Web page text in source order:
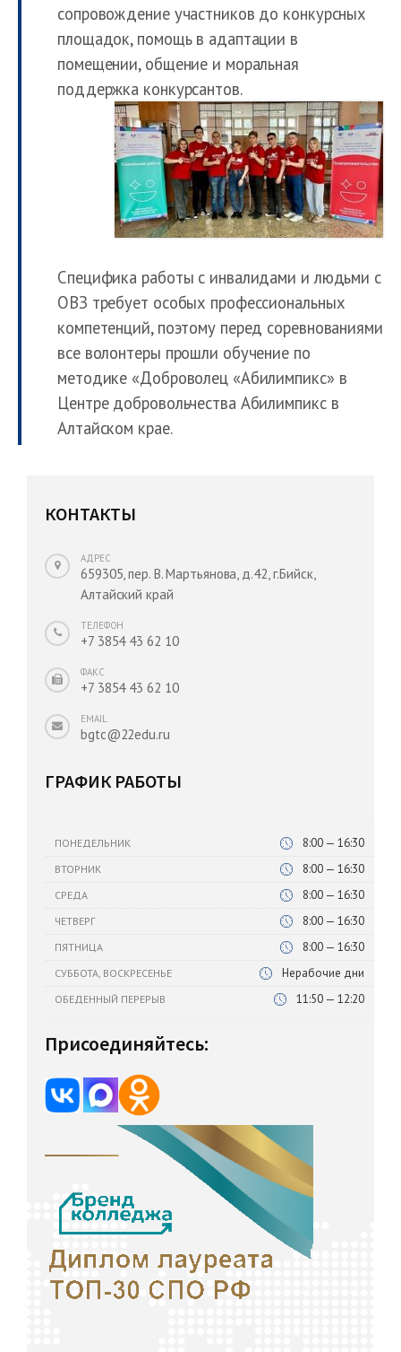
сопровождение участников до конкурсных
площадок, помощь в адаптации в
помещении, общение и моральная
поддержка конкурсантов.
Специфика работы с инвалидами и людьми с
ОВЗ требует особых профессиональных
компетенций, поэтому перед соревнованиями
все волонтеры прошли обучение по
методике «Доброволец «Абилимпикс» в
Центре добровольчества Абилимпикс в
Алтайском крае.
КОНТАКТЫ
АДРЕС
659305, пер. В. Мартьянова, д.42, г.Бийск,
Алтайский край
ТЕЛЕФОН
+7 3854 43 62 10
ФАКС
+7 3854 43 62 10
EMAIL
bgtc@22edu.ru
ГРАФИК РАБОТЫ
ПОНЕДЕЛЬНИК 8:00 — 16:30
ВТОРНИК 8:00 — 16:30
СРЕДА 8:00 — 16:30
ЧЕТВЕРГ 8:00 — 16:30
ПЯТНИЦА 8:00 — 16:30
СУББОТА, ВОСКРЕСЕНЬЕ Нерабочие дни
ОБЕДЕННЫЙ ПЕРЕРЫВ 11:50 — 12:20
Присоединяйтесь: